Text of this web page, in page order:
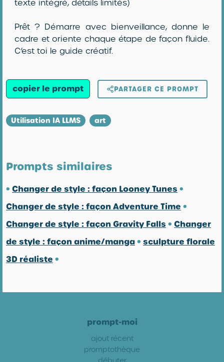
texte intégré, détails limités)
Prêt ? Démarre avec bienveillance, donne le
cadre et oriente chaque étape de façon fluide.
C’est toi le guide créatif.
copier le prompt PARTAGER CE PROMPT
Utilisation IA LLMS art
Prompts similaires
• Changer de style : façon Looney Tunes •
Changer de style : façon Adventure Time •
Changer de style : façon Gravity Falls • Changer
de style : façon anime/manga• sculpture florale
3D réaliste •
prompt-moi
ajout récent
promptothèque